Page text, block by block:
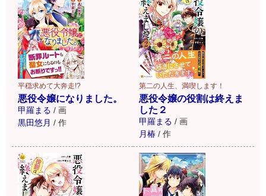
平穏求めて大奔走!?
悪役令嬢になりました。
甲羅まる / 画
黒田悠月 / 作
第二の人生、満喫します！
悪役令嬢の役割は終えま
した２
甲羅まる / 画
月椿 / 作